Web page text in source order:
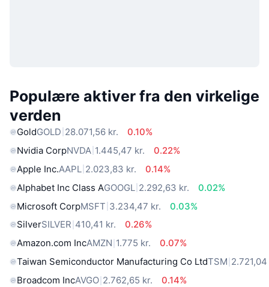
Populære aktiver fra den virkelige
verden
GoldGOLD 28.071,56 kr.
0.10%
Nvidia CorpNVDA 1.445,47 kr.
0.22%
Apple Inc.AAPL 2.023,83 kr.
0.14%
Alphabet Inc Class AGOOGL 2.292,63 kr.
0.02%
Microsoft CorpMSFT 3.234,47 kr.
0.03%
SilverSILVER 410,41 kr.
0.26%
Amazon.com IncAMZN 1.775 kr.
0.07%
Taiwan Semiconductor Manufacturing Co LtdTSM
Broadcom IncAVGO 2.762,65 kr.
0.14%